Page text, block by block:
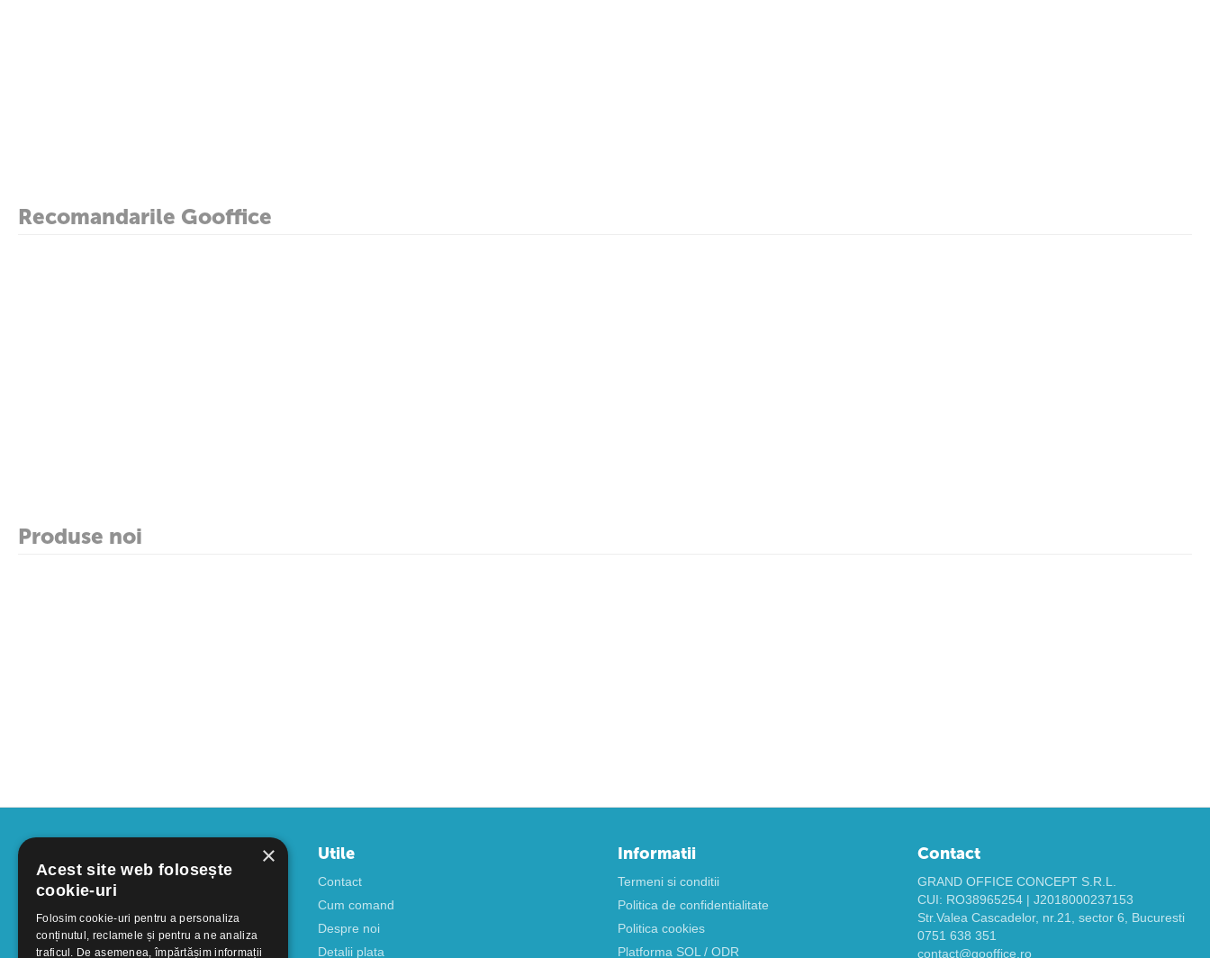
Recomandarile Gooffice
Produse noi
Contul meu
Autentificare
Utile
Contact
Cum comand
Despre noi
Detalii plata
Informatii
Termeni si conditii
Politica de confidentialitate
Politica cookies
Platforma SOL / ODR
Contact
GRAND OFFICE CONCEPT S.R.L.
CUI: RO38965254 | J2018000237153
Str.Valea Cascadelor, nr.21, sector 6, Bucuresti
0751 638 351
contact@gooffice.ro
×
Acest site web folosește
cookie-uri
Folosim cookie-uri pentru a personaliza
conținutul, reclamele și pentru a ne analiza
traficul. De asemenea, împărtășim informații